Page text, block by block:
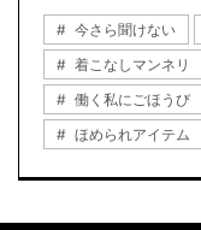
今さら聞けない
着こなしマンネリ
働く私にごほうび
ほめられアイテム